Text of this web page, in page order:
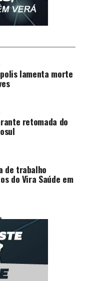
lamenta morte
retomada do
de trabalho
do Vira Saúde em